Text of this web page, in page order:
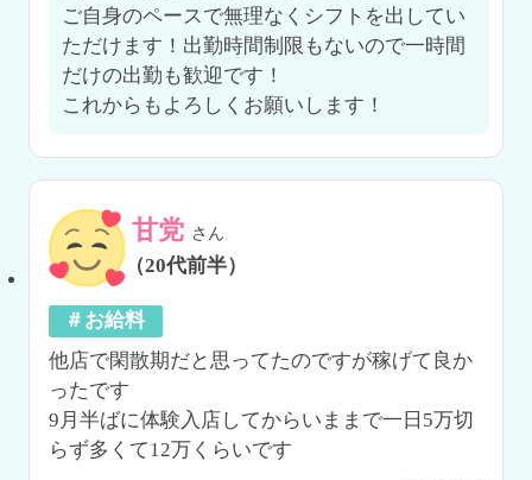
ご自身のペースで無理なくシフトを出してい
ただけます！出勤時間制限もないので一時間
だけの出勤も歓迎です！
これからもよろしくお願いします！
甘党 さん
（20代前半）
＃お給料
他店で閑散期だと思ってたのですが稼げて良か
ったです
9月半ばに体験入店してからいままで一日5万切
らず多くて12万くらいです